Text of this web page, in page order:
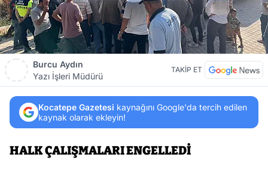
Burcu Aydın
Yazı İşleri Müdürü
TAKİP ET
Kocatepe Gazetesi kaynağını Google'da tercih edilen
kaynak olarak ekleyin!
HALK ÇALIŞMALARI ENGELLEDİ